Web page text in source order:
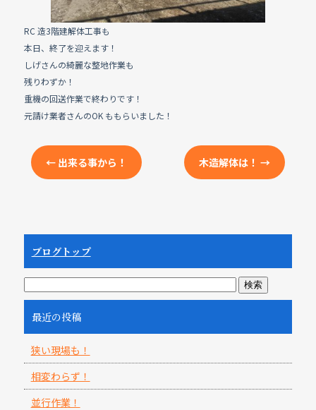
RC 造3階建解体工事も
本日、終了を迎えます！
しげさんの綺麗な整地作業も
残りわずか！
重機の回送作業で終わりです！
元請け業者さんのOK ももらいました！
←出来る事から！ 木造解体は！→
ブログトップ
最近の投稿
狭い現場も！
相変わらず！
並行作業！